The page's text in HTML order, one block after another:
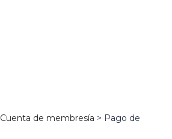
Cuenta de membresía > Pago de